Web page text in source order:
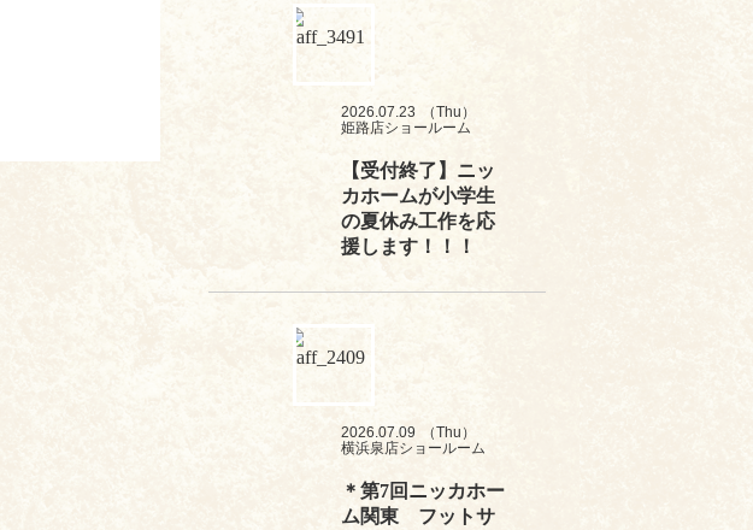
2026.07.23
（Thu）
姫路店ショールーム
【受付終了】ニッ
カホームが小学生
の夏休み工作を応
援します！！！
2026.07.09
（Thu）
横浜泉店ショールーム
＊第7回ニッカホー
ム関東 フットサ